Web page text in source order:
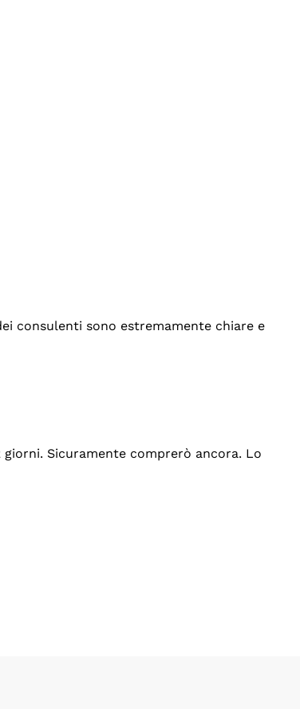
consulenti sono estremamente chiare e
Sicuramente comprerò ancora. Lo